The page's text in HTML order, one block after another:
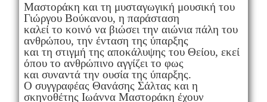
Μαστοράκη και τη μυσταγωγική μουσική του
Γιώργου Βούκανου, η παράσταση
καλεί το κοινό να βιώσει την αιώνια πάλη του
ανθρώπου, την ένταση της ύπαρξης
και τη στιγμή της αποκάλυψης του Θείου, εκεί
όπου το ανθρώπινο αγγίζει το φως
και συναντά την ουσία της ύπαρξης.
Ο συγγραφέας Θανάσης Σάλτας και η
σκηνοθέτης Ιωάννα Μαστοράκη έχουν